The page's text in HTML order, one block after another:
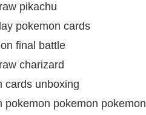
pikachu
pokemon cards
final battle
charizard
cards unboxing
pokemon pokemon pokemon